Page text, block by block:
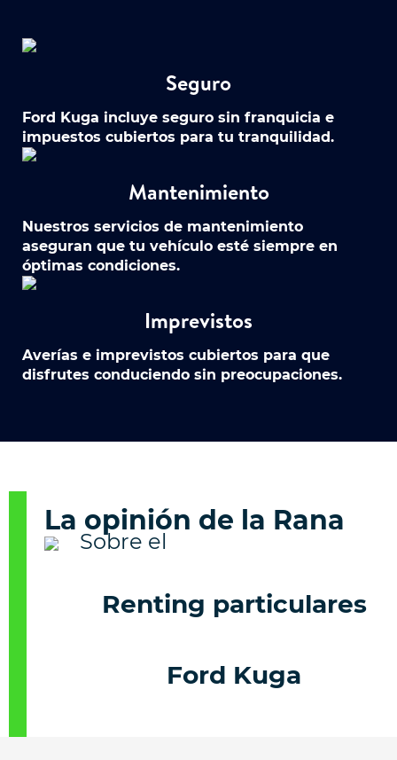
Seguro
Ford Kuga incluye seguro sin franquicia e
impuestos cubiertos para tu tranquilidad.
Mantenimiento
Nuestros servicios de mantenimiento
aseguran que tu vehículo esté siempre en
óptimas condiciones.
Imprevistos
Averías e imprevistos cubiertos para que
disfrutes conduciendo sin preocupaciones.
La opinión de la Rana
Renting particulares
Ford Kuga